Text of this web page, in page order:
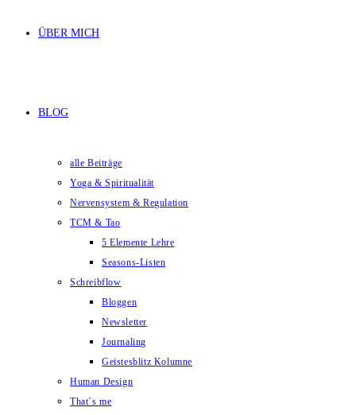
ÜBER MICH
BLOG
alle Beiträge
Yoga & Spiritualität
Nervensystem & Regulation
TCM & Tao
5 Elemente Lehre
Seasons-Listen
Schreibflow
Bloggen
Newsletter
Journaling
Geistesblitz Kolumne
Human Design
That´s me